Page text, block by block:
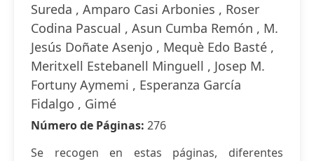
Sureda , Amparo Casi Arbonies , Roser
Codina Pascual , Asun Cumba Remón , M.
Jesús Doñate Asenjo , Mequè Edo Basté ,
Meritxell Estebanell Minguell , Josep M.
Fortuny Aymemi , Esperanza García
Fidalgo , Gimé
Número de Páginas: 276
Se recogen en estas páginas, diferentes